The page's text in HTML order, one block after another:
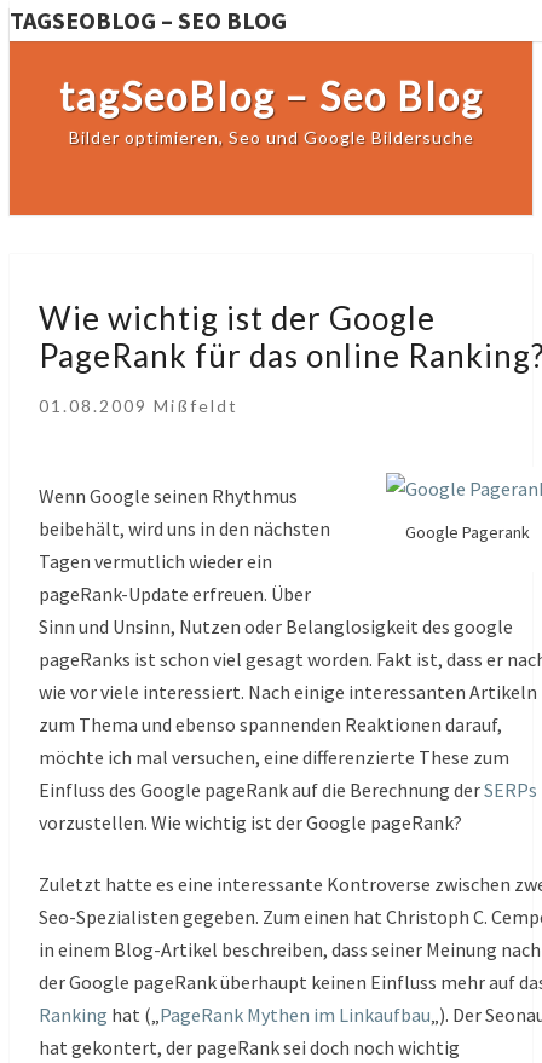
TAGSEOBLOG – SEO BLOG
tagSeoBlog – Seo Blog
Bilder optimieren, Seo und Google Bildersuche
wichtig
ist
Google
für
das
online
Ranking?
Wie wichtig ist der Google
PageRank für das online
01.08.2009 Mißfeldt
Google Pagerank
Wenn Google seinen Rhythmus
beibehält, wird uns in den nächsten
Tagen vermutlich wieder ein
pageRank-Update erfreuen. Über
Sinn und Unsinn, Nutzen oder Belanglosigkeit des google
pageRanks ist schon viel gesagt worden. Fakt ist, dass er
wie vor viele interessiert. Nach einige interessanten Artikeln
zum Thema und ebenso spannenden Reaktionen darauf,
möchte ich mal versuchen, eine differenzierte These zum
Einfluss des Google pageRank auf die Berechnung derSERPs
vorzustellen. Wie wichtig ist der Google pageRank?
Zuletzt hatte es eine interessante Kontroverse zwischen
Seo-Spezialisten gegeben. Zum einen hat Christoph C.
in einem Blog-Artikel beschreiben, dass seiner Meinung nach
der Google pageRank überhaupt keinen Einfluss mehr auf
Ranking hat („ PageRank Mythen im Linkaufbau „). Der
hat gekontert, der pageRank sei doch noch wichtig